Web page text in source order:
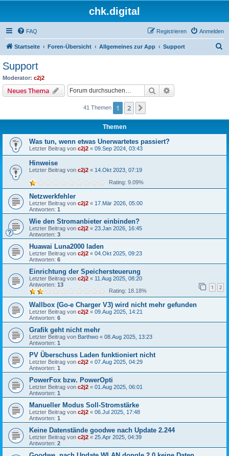
chk.digital
FAQ Anmelden
Registrieren
Startseite Foren-Übersicht Allgemeines zur App Support
Support
Moderator: c2j2
Neues Thema Suche
41 Themen 1 2
Themen
Was tun, wenn etwas Unerwartetes passiert?
Letzter Beitrag von c2j2 « 09.Sep 2024, 03:43
Hinweise
Letzter Beitrag von c2j2 « 14.Okt 2023, 07:19
Rating: 9.09%
Netzwerkfehler
Letzter Beitrag von c2j2 « 17.Mär 2026, 05:00
Antworten: 1
Wie den Stromanbieter einbinden?
Letzter Beitrag von c2j2 « 23.Jan 2026, 16:45
Antworten: 3
Huawai Luna2000 laden
Letzter Beitrag von c2j2 « 04.Okt 2025, 09:23
Antworten: 6
Einrichtung der Speichersteuerung
Letzter Beitrag von c2j2 « 11.Aug 2025, 08:20
Antworten: 13 1 2
Rating: 18.18%
Wallbox (Go-e Charger V3) wird nicht mehr gefunden
Letzter Beitrag von c2j2 « 09.Aug 2025, 14:21
Antworten: 6
Grafik geht nicht mehr
Letzter Beitrag von Barthwo « 08.Aug 2025, 13:23
Antworten: 1
PV Überschuss Laden funktioniert nicht
Letzter Beitrag von c2j2 « 07.Aug 2025, 04:29
Antworten: 1
PowerFox bzw. PowerOpti
Letzter Beitrag von c2j2 « 01.Aug 2025, 06:01
Antworten: 1
Manueller Modus Soll-Stromstärke
Letzter Beitrag von c2j2 « 06.Jul 2025, 17:48
Antworten: 1
Keine Datenstände goodwe nach Update 2.244
Letzter Beitrag von c2j2 « 25.Apr 2025, 04:39
Antworten: 2